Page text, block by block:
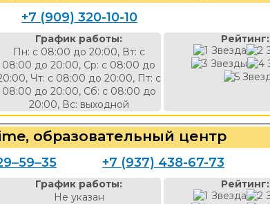
+7 (909) 320-10-10
График работы:
Пн: с 08:00 до 20:00, Вт: с
08:00 до 20:00, Ср: с 08:00 до
Чт: с 08:00 до 20:00, Пт: с
08:00 до 20:00, Сб: с 08:00 до
20:00, Вс: выходной
Рейтинг:
образовательный центр
+7 (937) 438-67-73
График работы:
Не указан
Рейтинг: